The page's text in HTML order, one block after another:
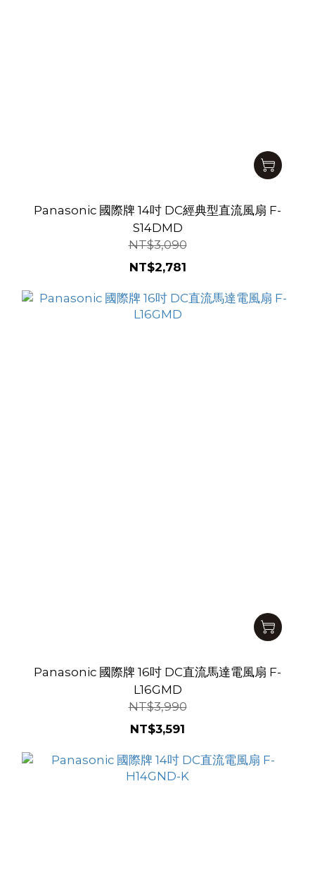
Panasonic 國際牌 14吋 DC經典型直流風扇 F-
S14DMD
NT$3,090
NT$2,781
Panasonic 國際牌 16吋 DC直流馬達電風扇 F-
L16GMD
NT$3,990
NT$3,591